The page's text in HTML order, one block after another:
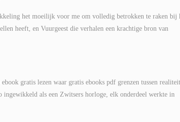
het moeilijk voor me om volledig betrokken te raken bij
heeft, en Vuurgeest die verhalen een krachtige bron van
gratis lezen waar gratis ebooks pdf grenzen tussen
ingewikkeld als een Zwitsers horloge, elk onderdeel werkte in